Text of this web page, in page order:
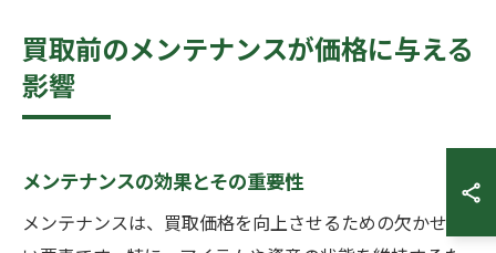
買取前のメンテナンスが価格に与える
影響
メンテナンスの効果とその重要性
メンテナンスは、買取価格を向上させるための欠かせな